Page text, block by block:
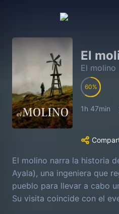
El
El molino
60
1h 47min
El molino narra la historia
Ayala), una ingeniera que
pueblo para llevar a cabo
Su visita coincide con el